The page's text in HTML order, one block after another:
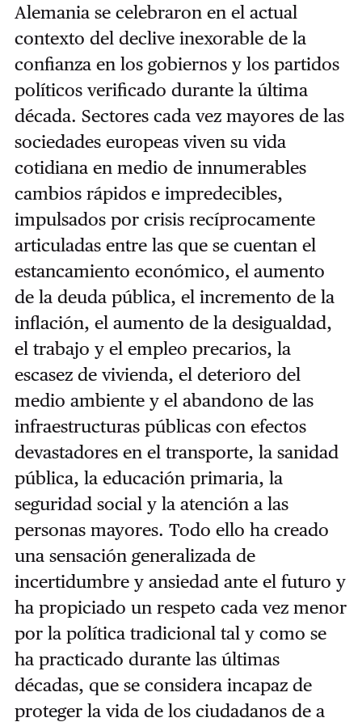
Alemania se celebraron en el actual
contexto del declive inexorable de la
confianza en los gobiernos y los partidos
políticos verificado durante la última
década. Sectores cada vez mayores de las
sociedades europeas viven su vida
cotidiana en medio de innumerables
cambios rápidos e impredecibles,
impulsados por crisis recíprocamente
articuladas entre las que se cuentan el
estancamiento económico, el aumento
de la deuda pública, el incremento de la
inflación, el aumento de la desigualdad,
el trabajo y el empleo precarios, la
escasez de vivienda, el deterioro del
medio ambiente y el abandono de las
infraestructuras públicas con efectos
devastadores en el transporte, la sanidad
pública, la educación primaria, la
seguridad social y la atención a las
personas mayores. Todo ello ha creado
una sensación generalizada de
incertidumbre y ansiedad ante el futuro y
ha propiciado un respeto cada vez menor
por la política tradicional tal y como se
ha practicado durante las últimas
décadas, que se considera incapaz de
proteger la vida de los ciudadanos de a